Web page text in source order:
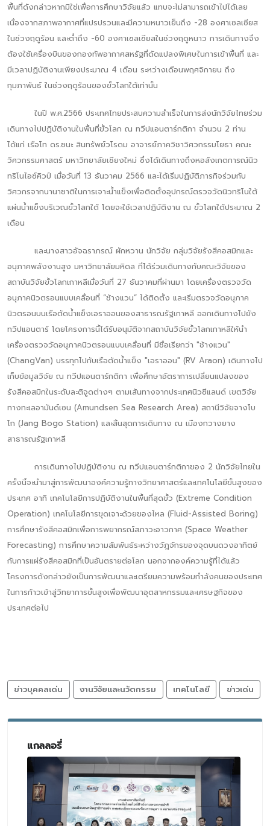
พื้นที่ดังกล่าวหากมิใช่เพื่อการศึกษาวิจัยแล้ว แทบจะไม่สามารถเข้าไปได้เลย
เนื่องจากสภาพอากาศที่แปรปรวนและมีความหนาวเย็นถึง -28 องศาเซลเซียส
ในช่วงฤดูร้อน และต่ำถึง -60 องศาเซลเซียสในช่วงฤดูหนาว การเดินทางจึง
ต้องใช้เครื่องบินของกองทัพอากาศสหรัฐที่ดัดแปลงพิเศษในการเข้าพื้นที่ และ
มีเวลาปฏิบัติงานเพียงประมาณ 4 เดือน ระหว่างเดือนพฤศจิกายน ถึง
กุมภาพันธ์ ในช่วงฤดูร้อนของขั้วโลกใต้เท่านั้น
ในปี พ.ศ.2566 ประเทศไทยประสบความสำเร็จในการส่งนักวิจัยไทยร่วม
เดินทางไปปฏิบัติงานในพื้นที่ขั้วโลก ณ ทวีปแอนตาร์กติกา จำนวน 2 ท่าน
ได้แก่ เรือโท ดร.ชนะ สินทรัพย์วโรดม อาจารย์ภาควิชาวิศวกรรมโยธา คณะ
วิศวกรรมศาสตร์ มหาวิทยาลัยเชียงใหม่ ซึ่งได้เดินทางถึงหอสังเกตการณ์นิว
ทริโนไอซ์คิวป์ เมื่อวันที่ 13 ธันวาคม 2566 และได้เริ่มปฏิบัติภารกิจร่วมกับ
วิศวกรจากนานาชาติในการเจาะน้ำแข็งเพื่อติดตั้งอุปกรณ์ตรวจวัดนิวทริโนใต้
แผ่นน้ำแข็งบริเวณขั้วโลกใต้ โดยจะใช้เวลาปฏิบัติงาน ณ ขั้วโลกใต้ประมาณ 2
เดือน
และนางสาวอัจฉราภรณ์ ผักหวาน นักวิจัย กลุ่มวิจัยรังสีคอสมิกและ
อนุภาคพลังงานสูง มหาวิทยาลัยมหิดล ที่ได้ร่วมเดินทางกับคณะวิจัยของ
สถาบันวิจัยขั้วโลกเกาหลีเมื่อวันที่ 27 ธันวาคมที่ผ่านมา โดยเครื่องตรวจวัด
อนุภาคนิวตรอนแบบเคลื่อนที่ “ช้างแวน” ได้ติดตั้ง และเริ่มตรวจวัดอนุภาค
นิวตรอนบนเรือตัดน้ำแข็งเอราออนของสาธารณรัฐเกาหลี ออกเดินทางไปยัง
ทวีปแอนตาร์ โดยโครงการนี้ได้รับอนุมัติจากสถาบันวิจัยขั้วโลกเกาหลีให้นำ
เครื่องตรวจวัดอนุภาคนิวตรอนแบบเคลื่อนที่ มีชื่อเรียกว่า "ช้างแวน"
(ChangVan) บรรทุกไปกับเรือตัดน้ำแข็ง "เอราออน" (RV Araon) เดินทางไป
เก็บข้อมูลวิจัย ณ ทวีปแอนตาร์กติกา เพื่อศึกษาอัตราการเปลี่ยนแปลงของ
รังสีคอสมิกในระดับละติจูดต่างๆ ตามเส้นทางจากประเทศนิวซีแลนด์ เขตวิจัย
ทางทะเลอามันด์เซน (Amundsen Sea Research Area) สถานีวิจัยจางโบ
โก (Jang Bogo Station) และสิ้นสุดการเดินทาง ณ เมืองกวางยาง
สาธารณรัฐเกาหลี
การเดินทางไปปฏิบัติงาน ณ ทวีปแอนตาร์กติกาของ 2 นักวิจัยไทยใน
ครั้งนี้จะนำมาสู่การพัฒนาองค์ความรู้ทางวิทยาศาสตร์และเทคโนโลยีขั้นสูงของ
ประเทศ อาทิ เทคโนโลยีการปฏิบัติงานในพื้นที่สุดขั้ว (Extreme Condition
Operation) เทคโนโลยีการขุดเจาะด้วยของไหล (Fluid-Assisted Boring)
การศึกษารังสีคอสมิกเพื่อการพยากรณ์สภาวะอาวกาศ (Space Weather
Forecasting) การศึกษาความสัมพันธ์ระหว่างวัฎจักรของจุดบนดวงอาทิตย์
กับการแผ่รังสีคอสมิกที่เป็นอันตรายต่อโลก นอกจากองค์ความรู้ที่ได้แล้ว
โครงการดังกล่าวยังเป็นการพัฒนาและเตรียมความพร้อมกำลังคนของประเทศ
ในการก้าวเข้าสู่วิทยาการขั้นสูงเพื่อพัฒนาอุตสาหกรรมและเศรษฐกิจของ
ประเทศต่อไป
ข่าวบุคคลเด่น งานวิจัยและนวัตกรรม เทคโนโลยี ข่าวเด่น
แกลลอรี่